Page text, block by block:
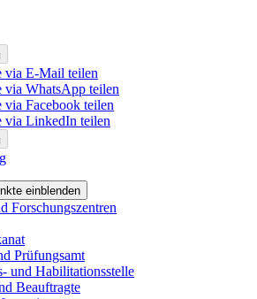
via E-Mail teilen
via WhatsApp teilen
via Facebook teilen
via LinkedIn teilen
einblenden
Forschungszentren
Prüfungsamt
und Habilitationsstelle
Beauftragte